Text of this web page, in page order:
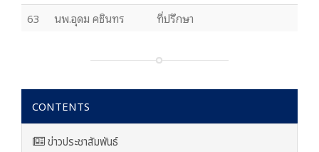
63 นพ.อุดม คชินทร ที่ปรึกษา
CONTENTS
ข่าวประชาสัมพันธ์